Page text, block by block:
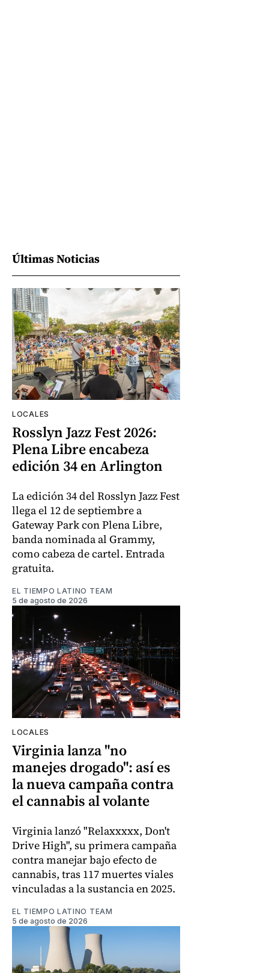
Últimas Noticias
LOCALES
Rosslyn Jazz Fest 2026:
Plena Libre encabeza
edición 34 en Arlington
La edición 34 del Rosslyn Jazz Fest
llega el 12 de septiembre a
Gateway Park con Plena Libre,
banda nominada al Grammy,
como cabeza de cartel. Entrada
gratuita.
EL TIEMPO LATINO TEAM
5 de agosto de 2026
LOCALES
Virginia lanza "no
manejes drogado": así es
la nueva campaña contra
el cannabis al volante
Virginia lanzó "Relaxxxxx, Don't
Drive High", su primera campaña
contra manejar bajo efecto de
cannabis, tras 117 muertes viales
vinculadas a la sustancia en 2025.
EL TIEMPO LATINO TEAM
5 de agosto de 2026